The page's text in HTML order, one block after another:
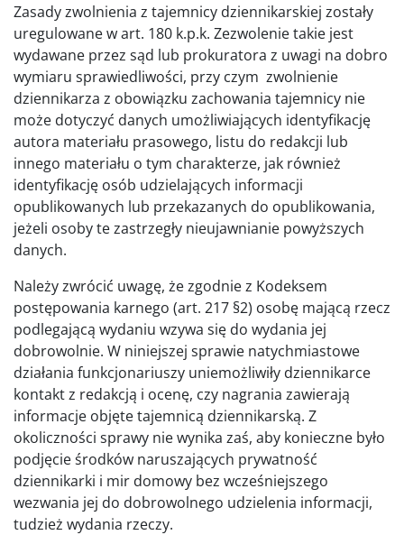
Zasady zwolnienia z tajemnicy dziennikarskiej zostały
uregulowane w art. 180 k.p.k. Zezwolenie takie jest
wydawane przez sąd lub prokuratora z uwagi na dobro
wymiaru sprawiedliwości, przy czym zwolnienie
dziennikarza z obowiązku zachowania tajemnicy nie
może dotyczyć danych umożliwiających identyfikację
autora materiału prasowego, listu do redakcji lub
innego materiału o tym charakterze, jak również
identyfikację osób udzielających informacji
opublikowanych lub przekazanych do opublikowania,
jeżeli osoby te zastrzegły nieujawnianie powyższych
danych.
Należy zwrócić uwagę, że zgodnie z Kodeksem
postępowania karnego (art. 217 §2) osobę mającą rzecz
podlegającą wydaniu wzywa się do wydania jej
dobrowolnie. W niniejszej sprawie natychmiastowe
działania funkcjonariuszy uniemożliwiły dziennikarce
kontakt z redakcją i ocenę, czy nagrania zawierają
informacje objęte tajemnicą dziennikarską. Z
okoliczności sprawy nie wynika zaś, aby konieczne było
podjęcie środków naruszających prywatność
dziennikarki i mir domowy bez wcześniejszego
wezwania jej do dobrowolnego udzielenia informacji,
tudzież wydania rzeczy.